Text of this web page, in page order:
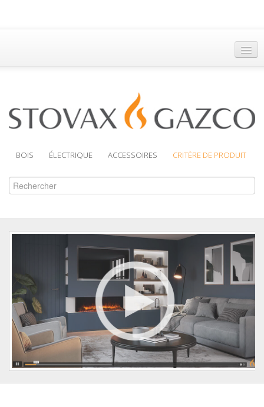
Accueil
Brochures
BOIS ÉLECTRIQUE ACCESSOIRES CRITÈRE DE PRODUIT